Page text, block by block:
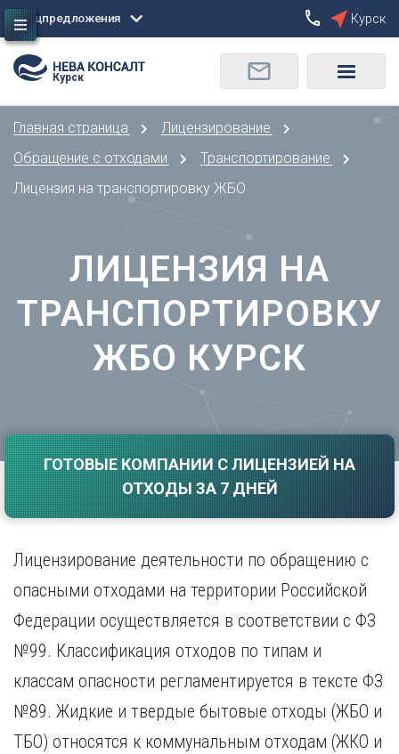
Сбросить
Москва
Санкт-Петербург
Астрахань
Барнаул
Белгород
Брянск
В
Владивосток
Владикавказ
Воронеж
Е
Екатеринбург
Иваново
Иркутск
К
Казань
Калининград
Кемерово
Киров
О
Орел
Оренбург
Пермь
Р
Рязань
С
Самара
Севастополь
Симферополь
Смоленск
Сочи
Ставрополь
Т
Тамбов
Тверь
Тольятти
Томск
Тюмень
У
Улан-Удэ
Спецпредложения Курск
Курск
Главная страница
Лицензирование
Обращение с отходами
Транспортирование
Лицензия на транспортировку ЖБО
ЛИЦЕНЗИЯ НА
ТРАНСПОРТИРОВКУ
ЖБО КУРСК
ГОТОВЫЕ КОМПАНИИ С ЛИЦЕНЗИЕЙ НА
ОТХОДЫ ЗА 7 ДНЕЙ
Лицензирование деятельности по обращению с
опасными отходами на территории Российской
Федерации осуществляется в соответствии с ФЗ
№99. Классификация отходов по типам и
классам опасности регламентируется в тексте ФЗ
№89. Жидкие и твердые бытовые отходы (ЖБО и
ТБО) относятся к коммунальным отходам (ЖКО и